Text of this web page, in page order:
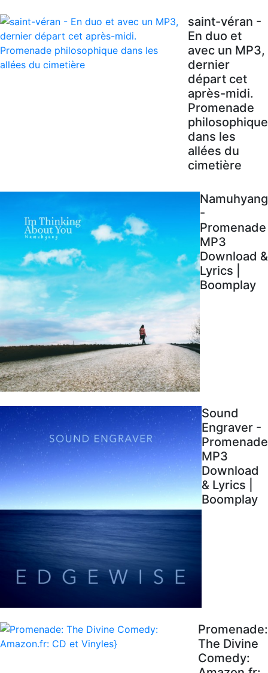
saint-véran -
En duo et
avec un MP3,
dernier
départ cet
après-midi.
Promenade
philosophique
dans les
allées du
cimetière
Namuhyang
-
Promenade
MP3
Download &
Lyrics |
Boomplay
Sound
Engraver -
Promenade
MP3
Download
& Lyrics |
Boomplay
Promenade:
The Divine
Comedy: